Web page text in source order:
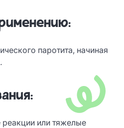
паротита, начиная
реакции или тяжелые